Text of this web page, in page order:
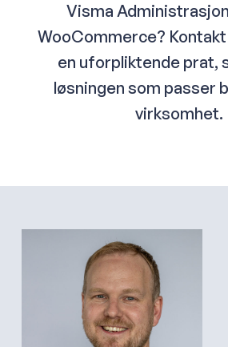
opprettholder god ytelse, selv
drift.
Visma
WooCommerce?
en uforpliktende prat,
løsningen som passer
virksomhet.